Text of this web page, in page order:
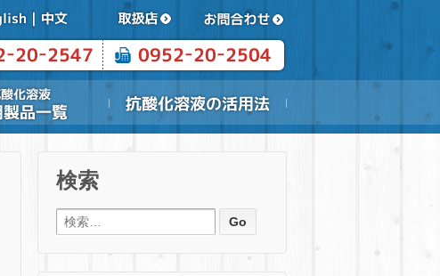
検索
検索: